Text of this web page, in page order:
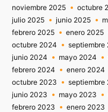
noviembre 2025
octubre
julio 2025
junio 2025
febrero 2025
enero 2025
octubre 2024
septiembre
junio 2024
mayo 2024
febrero 2024
enero 2024
octubre 2023
septiembre
junio 2023
mayo 2023
febrero 2023
enero 2023